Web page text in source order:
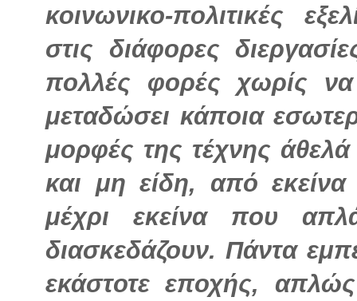
κοινωνικο-πολιτικές
στις διάφορες
πολλές φορές χωρίς να
μεταδώσει κάποια
μορφές της τέχνης
και μη είδη, από
μέχρι εκείνα που
διασκεδάζουν. Πάντα
εκάστοτε εποχής,